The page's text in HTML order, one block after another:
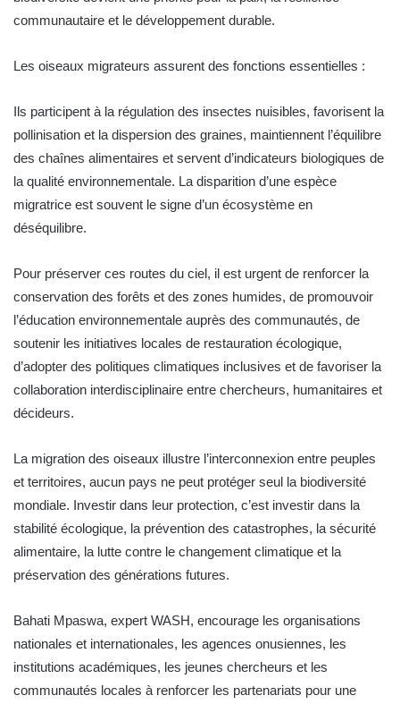
communautaire et le développement durable.
Les oiseaux migrateurs assurent des fonctions essentielles :
Ils participent à la régulation des insectes nuisibles, favorisent la
pollinisation et la dispersion des graines, maintiennent l’équilibre
des chaînes alimentaires et servent d’indicateurs biologiques de
la qualité environnementale. La disparition d’une espèce
migratrice est souvent le signe d’un écosystème en
déséquilibre.
Pour préserver ces routes du ciel, il est urgent de renforcer la
conservation des forêts et des zones humides, de promouvoir
l’éducation environnementale auprès des communautés, de
soutenir les initiatives locales de restauration écologique,
d’adopter des politiques climatiques inclusives et de favoriser la
collaboration interdisciplinaire entre chercheurs, humanitaires et
décideurs.
La migration des oiseaux illustre l’interconnexion entre peuples
et territoires, aucun pays ne peut protéger seul la biodiversité
mondiale. Investir dans leur protection, c’est investir dans la
stabilité écologique, la prévention des catastrophes, la sécurité
alimentaire, la lutte contre le changement climatique et la
préservation des générations futures.
Bahati Mpaswa, expert WASH, encourage les organisations
nationales et internationales, les agences onusiennes, les
institutions académiques, les jeunes chercheurs et les
communautés locales à renforcer les partenariats pour une